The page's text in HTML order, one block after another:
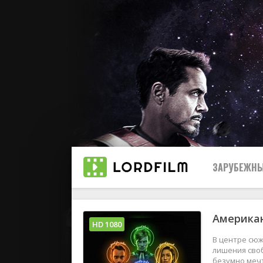
Все
2019
В центре
лишения
безумно
HD 1080